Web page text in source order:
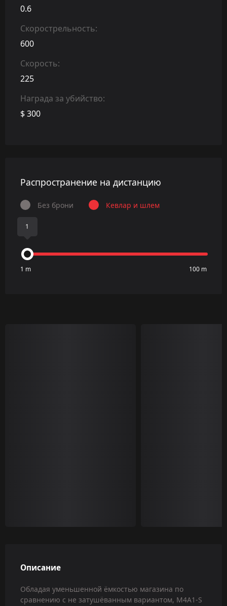
0.6
Скорострельность:
600
Скорость:
225
Награда за убийство:
$ 300
Распространение на дистанцию
Без брони Кевлар и шлем
1
1 m 100 m
Описание
Обладая уменьшенной ёмкостью магазина по
сравнению с не затушёванным вариантом, M4A1-S